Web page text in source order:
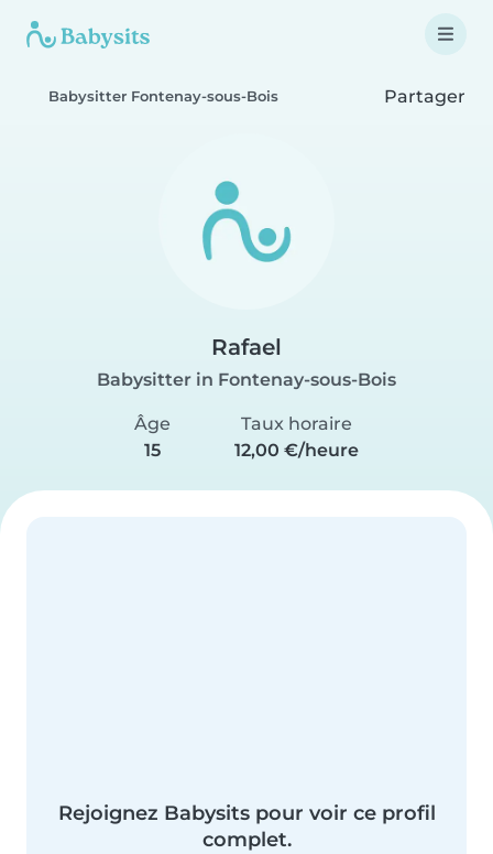
Babysitter Fontenay-sous-Bois Partager
Rafael
Babysitter in Fontenay-sous-Bois
Âge
15
Taux horaire
12,00 €/heure
Rejoignez Babysits pour voir ce profil
complet.